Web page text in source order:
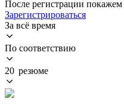
После регистрации
Зарегистрироваться
За всё время
По соответствию
20 резюме